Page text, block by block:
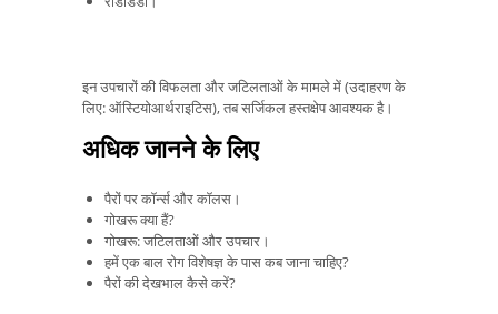
इन उपचारों की विफलता और जटिलताओं के मामले में (उदाहरण के
लिए: ऑस्टियोआर्थराइटिस), तब सर्जिकल हस्तक्षेप आवश्यक है।
अधिक जानने के लिए
पैरों पर कॉर्न्स और कॉलस।
गोखरू क्या हैं?
गोखरू: जटिलताओं और उपचार।
हमें एक बाल रोग विशेषज्ञ के पास कब जाना चाहिए?
पैरों की देखभाल कैसे करें?